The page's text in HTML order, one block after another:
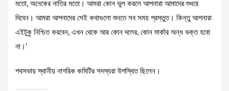
মতো, অনেকের নাতির মতো। আমরা কোন ভুল করলে আপনারা আমাদের শুধরে
দিবেন। আমরা আপনাদের সেই কথাগুলো শুনতে সব সময় প্রস্তুত। কিন্তু আপনারা
এইটুকু নিশ্চিত করবেন, এখন থেকে আর কোন দলের, কোন মার্কার অন্ধ ভক্ত হবো
না।’
পথসভায় স্থানীয় নাগরিক কমিটির সদস্যরা উপস্থিত ছিলেন।